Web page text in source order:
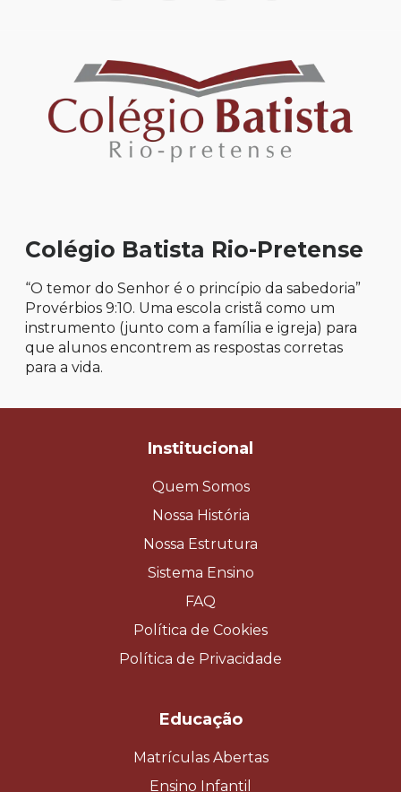
Colégio Batista Rio-Pretense
“O temor do Senhor é o princípio da sabedoria”
Provérbios 9:10. Uma escola cristã como um
instrumento (junto com a família e igreja) para
que alunos encontrem as respostas corretas
para a vida.
Institucional
Quem Somos
Nossa História
Nossa Estrutura
Sistema Ensino
FAQ
Política de Cookies
Política de Privacidade
Educação
Matrículas Abertas
Ensino Infantil